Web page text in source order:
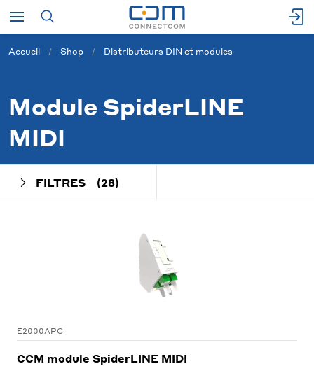
Accueil Shop Distributeurs DIN et modules
Module SpiderLINE
MIDI
FILTRES (28)
E2000APC
CCM module SpiderLINE MIDI